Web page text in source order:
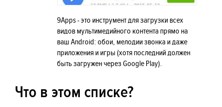
9Apps - это инструмент для загрузки всех
видов мультимедийного контента прямо на
ваш Android: обои, мелодии звонка и даже
приложения и игры (хотя последний должен
быть загружен через Google Play).
Что в этом списке?